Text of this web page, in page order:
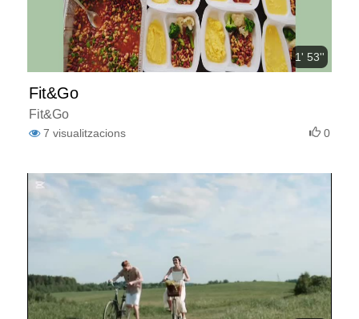
1' 53''
Fit&Go
Fit&Go
7 visualitzacions 0